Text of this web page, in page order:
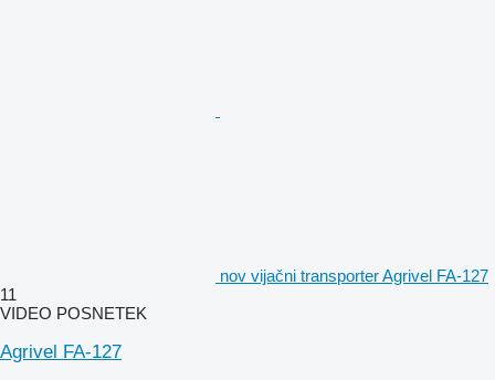
nov vijačni transporter Agrivel FA-127
11
VIDEO POSNETEK
Agrivel FA-127